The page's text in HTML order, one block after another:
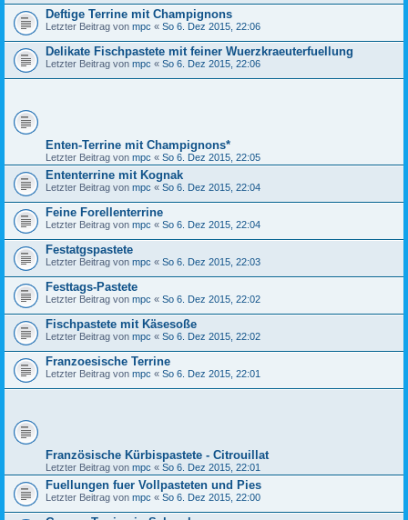
Deftige Terrine mit Champignons
Letzter Beitrag von mpc « So 6. Dez 2015, 22:06
Delikate Fischpastete mit feiner Wuerzkraeuterfuellung
Letzter Beitrag von mpc « So 6. Dez 2015, 22:06
Enten-Terrine mit Champignons*
Letzter Beitrag von mpc « So 6. Dez 2015, 22:05
Ententerrine mit Kognak
Letzter Beitrag von mpc « So 6. Dez 2015, 22:04
Feine Forellenterrine
Letzter Beitrag von mpc « So 6. Dez 2015, 22:04
Festatgspastete
Letzter Beitrag von mpc « So 6. Dez 2015, 22:03
Festtags-Pastete
Letzter Beitrag von mpc « So 6. Dez 2015, 22:02
Fischpastete mit Käsesoße
Letzter Beitrag von mpc « So 6. Dez 2015, 22:02
Franzoesische Terrine
Letzter Beitrag von mpc « So 6. Dez 2015, 22:01
Französische Kürbispastete - Citrouillat
Letzter Beitrag von mpc « So 6. Dez 2015, 22:01
Fuellungen fuer Vollpasteten und Pies
Letzter Beitrag von mpc « So 6. Dez 2015, 22:00